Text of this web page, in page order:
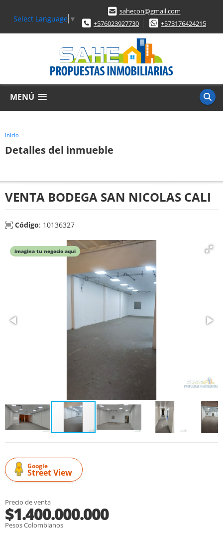
Select Language ▼
sahecon@gmail.com
+576023927730
+573176424215
MENÚ
Inicio
Detalles del inmueble
VENTA BODEGA SAN NICOLAS CALI
Código: 10136327
imagina tu negocio aqui
Google
Street View
Precio de venta
$1.400.000.000
Pesos Colombianos